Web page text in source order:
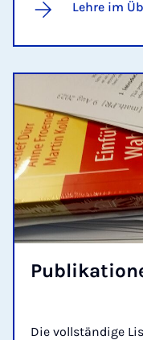
Lehre im
Die vollständige